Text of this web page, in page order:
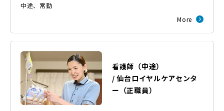
中途、 常勤
More
看護師（中途）
/仙台ロイヤルケアセンタ
ー （正職員）